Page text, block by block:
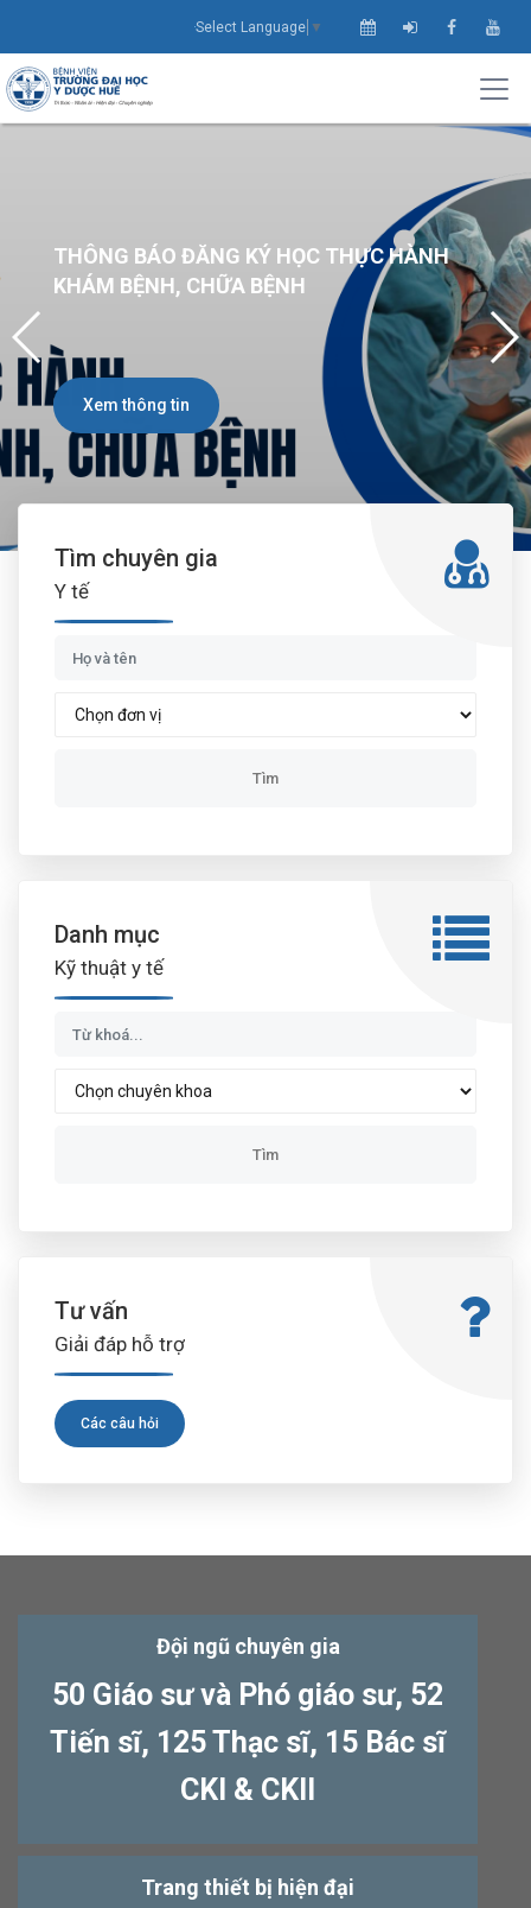
Select Language ▼
THÔNG BÁO ĐĂNG KÝ HỌC THỰC HÀNH
KHÁM BỆNH, CHỮA BỆNH
Xem thông tin
Tìm chuyên gia
Y tế
Danh mục
Kỹ thuật y tế
Tư vấn
Giải đáp hỗ trợ
Các câu hỏi
Đội ngũ chuyên gia
50 Giáo sư và Phó giáo sư, 52
Tiến sĩ, 125 Thạc sĩ, 15 Bác sĩ
CKI & CKII
Trang thiết bị hiện đại